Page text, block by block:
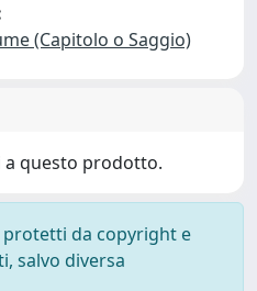
(Capitolo o Saggio)
a questo prodotto.
protetti da copyright e
salvo diversa